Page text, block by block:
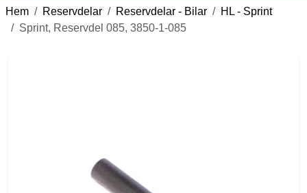
Hem Reservdelar Reservdelar - Bilar
HL - Sprint
Sprint, Reservdel 085, 3850-1-085